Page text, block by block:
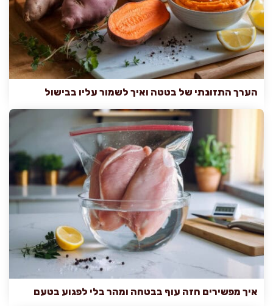
הערך התזונתי של בטטה ואיך לשמור עליו בבישול
איך מפשירים חזה עוף בבטחה ומהר בלי לפגוע בטעם